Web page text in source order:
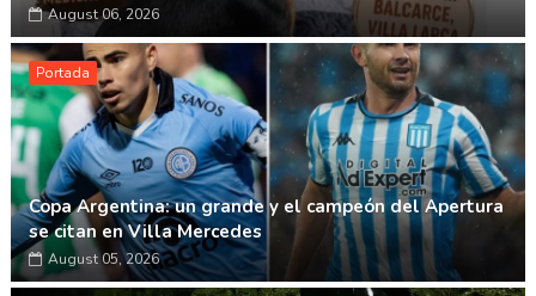
August 06, 2026
Portada
Copa Argentina: un grande y el campeón del Apertura
se citan en Villa Mercedes
August 05, 2026